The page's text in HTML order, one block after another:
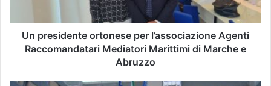
Un presidente ortonese per l’associazione Agenti
Raccomandatari Mediatori Marittimi di Marche e
Abruzzo